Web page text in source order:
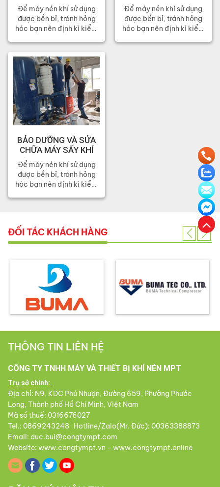
Để máy nén khí sử dụng
được bền bỉ, tránh hỏng
hóc bạn nên định kì kiểm
Để máy nén khí sử dụng
được bền bỉ, tránh hỏng
hóc bạn nên định kì kiểm
BẢO DƯỠNG VÀ SỬA
CHỮA MÁY SẤY KHÍ
Để máy nén khí sử dụng
được bền bỉ, tránh hỏng
hóc bạn nên định kì kiểm
ĐỐI TÁC KHÁCH HÀNG
THÔNG TIN LIÊN HỆ
CÔNG TY TNHH MÁY VÀ THIẾT BỊ KHÍ NÉN MPT
Trụ sở chính:
Địa chỉ: N9, KDC Phú Nhuận, Đường 659, Phường Phước
Long, Thành phố Hồ Chí Minh, Việt Nam
Mã số thuế: 0316676027
Tel.: 0869243248 Hotline/Zalo(Mr. Đức): 00363388873
Email: duc.bui@congtympt.com
Website: www.congtympt.vn - www.congtympt.online